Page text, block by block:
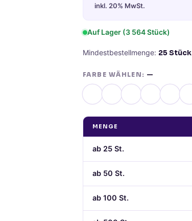
inkl. 20% MwSt.
Auf Lager (3 564 Stück)
Mindestbestellmenge: 25Stück
FARBE WÄHLEN: —
MENGE
ab 25 St.
ab 50 St.
ab 100 St.